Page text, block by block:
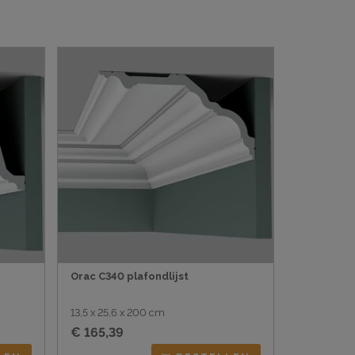
Orac C340 plafondlijst
13,5 x 25,6 x 200 cm
€ 165,39